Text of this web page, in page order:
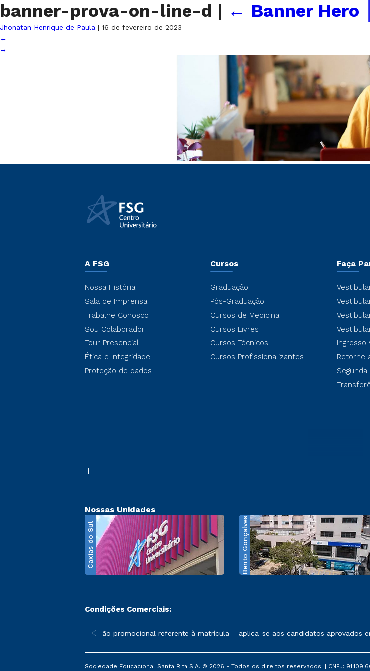
banner-prova-on-line-d | ← Banner Hero
Jhonatan Henrique de Paula | 16 de fevereiro de 2023
←
→
A FSG
Nossa História
Sala de Imprensa
Trabalhe Conosco
Sou Colaborador
Tour Presencial
Ética e Integridade
Proteção de dados
Cursos
Graduação
Pós-Graduação
Cursos de Medicina
Cursos Livres
Cursos Técnicos
Cursos Profissionalizantes
Faça
Ingresso
Retorne
Segunda
Nossas Unidades
Caxias do Sul Bento Gonçalves
Condições Comerciais:
sofrer alterações nos períodos de rematrícula conforme exposto no contrato de prestação de
*A condição promocional referente à matrícula – aplica-se aos candidatos aprovados
Sociedade Educacional Santa Rita S.A. © 2026 - Todos os direitos reservados. | CNPJ: